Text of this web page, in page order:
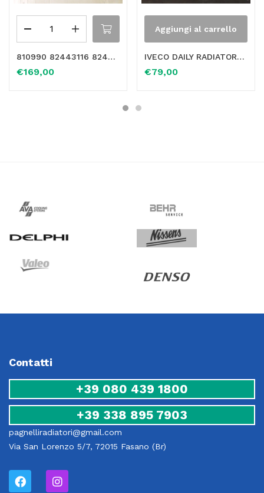
810990 82443116 82434810 – FIAT CROMA LANCIA THEMA TD RADIATORE NUOVO PRIMO IMPIANTO ORIGINALE VALEO TA796
€169,00
Aggiungi al carrello
IVECO DAILY RADIATORE RISCALDAMENTO ORIGINALE PRIMO IMPIANTO DENSO DRR12008 OE 42569370
€79,00
Contatti
+39 080 439 1800
+39 338 895 7903
pagnelliradiatori@gmail.com
Via San Lorenzo 5/7, 72015 Fasano (Br)